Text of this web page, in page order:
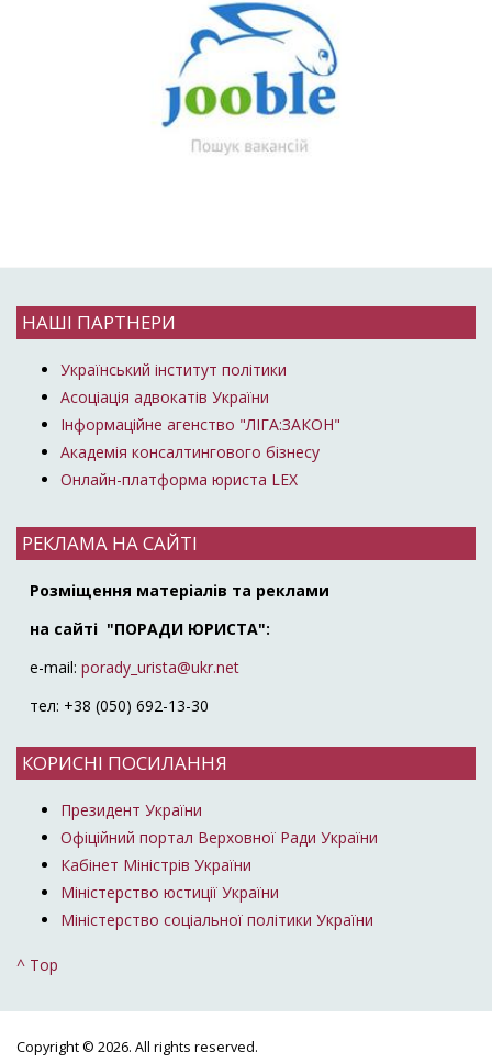
НАШІ ПАРТНЕРИ
Український інститут політики
Асоціація адвокатів України
Інформаційне агенство "ЛІГА:ЗАКОН"
Академія консалтингового бізнесу
Онлайн-платформа юриста LEX
РЕКЛАМА НА САЙТІ
Розміщення матеріалів та реклами
на сайті "ПОРАДИ ЮРИСТА":
e-mail: porady_urista@ukr.net
тел: +38 (050) 692-13-30
КОРИСНІ ПОСИЛАННЯ
Президент України
Офіційний портал Верховної Ради України
Кабінет Міністрів України
Міністерство юстиції України
Міністерство соціальної політики України
^ Top
Copyright © 2026. All rights reserved.